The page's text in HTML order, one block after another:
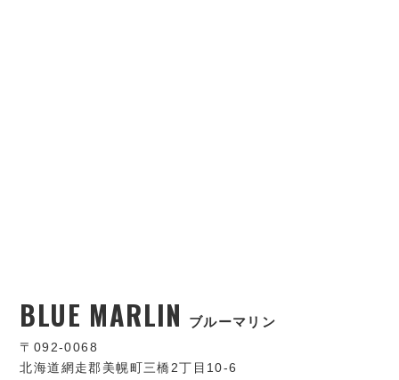
BLUE MARLIN ブルーマリン
〒092-0068
北海道網走郡美幌町三橋2丁目10-6